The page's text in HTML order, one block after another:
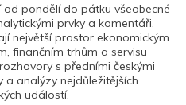
pondělí do pátku všeobecné
prvky a komentáři.
největší prostor ekonomickým
finančním trhům a servisu
s předními českými
a analýzy nejdůležitějších
událostí.